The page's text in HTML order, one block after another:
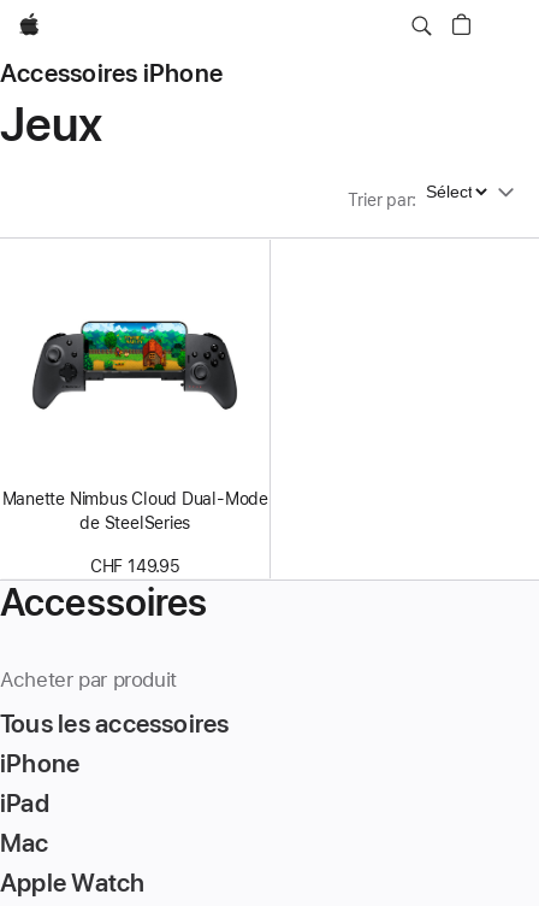
Apple
Accessoires iPhone
Jeux
Trier par: Trier par
Manette Nimbus Cloud Dual-Mode
de SteelSeries
CHF 149.95
Accessoires
Acheter par produit
Tous les accessoires
iPhone
iPad
Mac
Apple Watch